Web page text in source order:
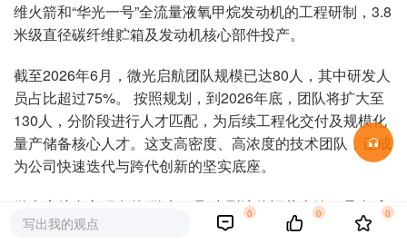
维火箭和“华光一号”全流量液氧甲烷发动机的工程研制，3.8
米级直径碳纤维贮箱及发动机核心部件投产。
截至2026年6月，微光启航团队规模已达80人，其中研发人
员占比超过75%。 按照规划，到2026年底，团队将扩大至
130人，分阶段进行人才匹配，为后续工程化交付及规模化
量产储备核心人才。这支高密度、高浓度的技术团队，正成
为公司快速迭代与跨代创新的坚实底座。
微光启航自主研发的“微光一号”中型液体运载火箭，是全球
首款融合“碳纤维复合材料+全流量分级燃烧循环动力+液氧
写出我的观点
0 0 0